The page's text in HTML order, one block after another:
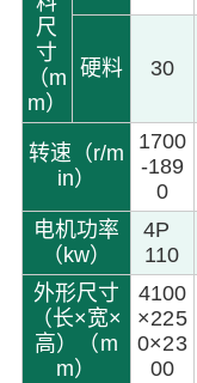
尺
寸
（m
m）
硬料 30
转速（r/m
in）
1700
-189
0
电机功率
（kw）
4P
110
外形尺寸
（长×宽×
高）（m
m）
4100
×225
0×23
00